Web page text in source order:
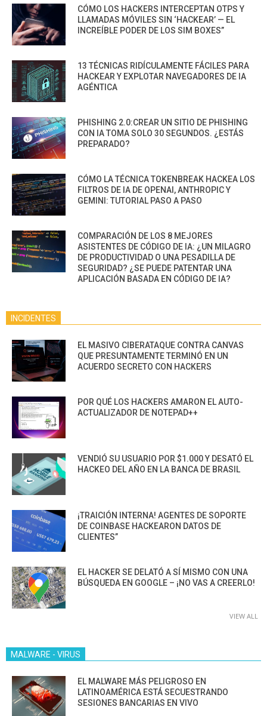
CÓMO LOS HACKERS INTERCEPTAN OTPS Y
LLAMADAS MÓVILES SIN ‘HACKEAR’ — EL
INCREÍBLE PODER DE LOS SIM BOXES”
13 TÉCNICAS RIDÍCULAMENTE FÁCILES PARA
HACKEAR Y EXPLOTAR NAVEGADORES DE IA
AGÉNTICA
PHISHING 2.0:CREAR UN SITIO DE PHISHING
CON IA TOMA SOLO 30 SEGUNDOS. ¿ESTÁS
PREPARADO?
CÓMO LA TÉCNICA TOKENBREAK HACKEA LOS
FILTROS DE IA DE OPENAI, ANTHROPIC Y
GEMINI: TUTORIAL PASO A PASO
COMPARACIÓN DE LOS 8 MEJORES
ASISTENTES DE CÓDIGO DE IA: ¿UN MILAGRO
DE PRODUCTIVIDAD O UNA PESADILLA DE
SEGURIDAD? ¿SE PUEDE PATENTAR UNA
APLICACIÓN BASADA EN CÓDIGO DE IA?
INCIDENTES
EL MASIVO CIBERATAQUE CONTRA CANVAS
QUE PRESUNTAMENTE TERMINÓ EN UN
ACUERDO SECRETO CON HACKERS
POR QUÉ LOS HACKERS AMARON EL AUTO-
ACTUALIZADOR DE NOTEPAD++
VENDIÓ SU USUARIO POR $1.000 Y DESATÓ EL
HACKEO DEL AÑO EN LA BANCA DE BRASIL
¡TRAICIÓN INTERNA! AGENTES DE SOPORTE
DE COINBASE HACKEARON DATOS DE
CLIENTES”
EL HACKER SE DELATÓ A SÍ MISMO CON UNA
BÚSQUEDA EN GOOGLE – ¡NO VAS A CREERLO!
VIEW ALL
MALWARE - VIRUS
EL MALWARE MÁS PELIGROSO EN
LATINOAMÉRICA ESTÁ SECUESTRANDO
SESIONES BANCARIAS EN VIVO